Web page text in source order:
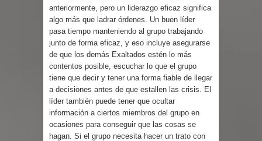
anteriormente, pero un liderazgo eficaz significa
algo más que ladrar órdenes. Un buen líder
pasa tiempo manteniendo al grupo trabajando
junto de forma eficaz, y eso incluye asegurarse
de que los demás Exaltados estén lo más
contentos posible, escuchar lo que el grupo
tiene que decir y tener una forma fiable de llegar
a decisiones antes de que estallen las crisis. El
líder también puede tener que ocultar
información a ciertos miembros del grupo en
ocasiones para conseguir que las cosas se
hagan. Si el grupo necesita hacer un trato con